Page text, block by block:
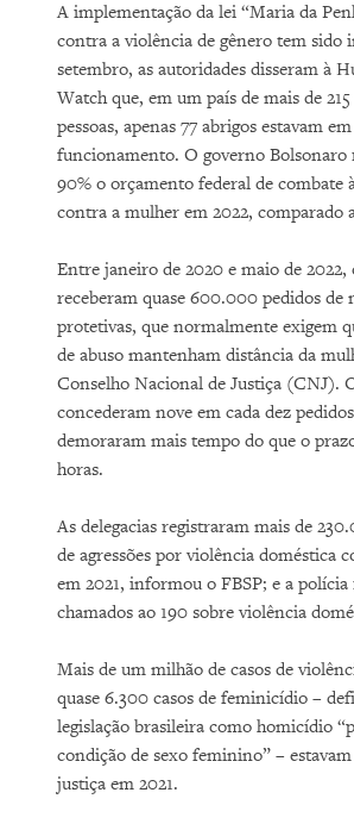
A implementação da lei “Maria da
contra a violência de gênero tem sido
setembro, as autoridades disseram à
Watch que, em um país de mais de
pessoas, apenas 77 abrigos estavam em
funcionamento. O governo Bolsonaro
90% o orçamento federal de combate
contra a mulher em 2022, comparado
Entre janeiro de 2020 e maio de
receberam quase 600.000 pedidos de
protetivas, que normalmente exigem
de abuso mantenham distância da
Conselho Nacional de Justiça (CNJ).
concederam nove em cada dez
demoraram mais tempo do que o
horas.
As delegacias registraram mais de
de agressões por violência doméstica
em 2021, informou o FBSP; e a polícia
chamados ao 190 sobre violência
Mais de um milhão de casos de
quase 6.300 casos de feminicídio –
legislação brasileira como homicídio
condição de sexo feminino” –
justiça em 2021.